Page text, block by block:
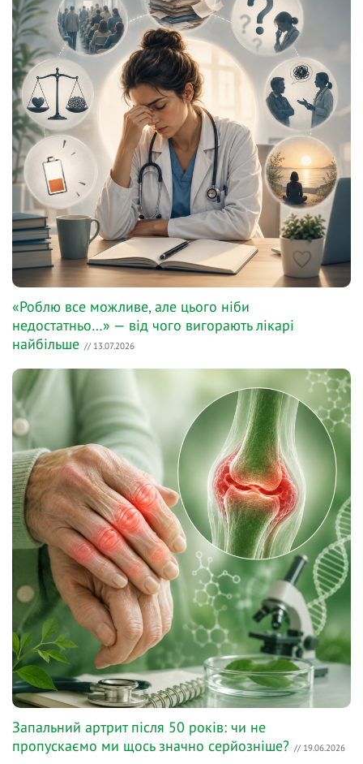
«Роблю все можливе, але цього ніби
недостатньо…» — від чого вигорають лікарі
найбільше // 13.07.2026
Запальний артрит після 50 років: чи не
пропускаємо ми щось значно серйозніше? // 19.06.2026